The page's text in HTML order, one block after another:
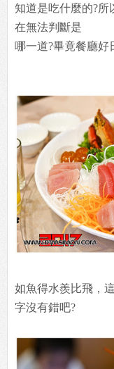
知道是吃什麼的?
在無法判斷是
哪一道?畢竟餐廳
如魚得水羨比飛，
字沒有錯吧?